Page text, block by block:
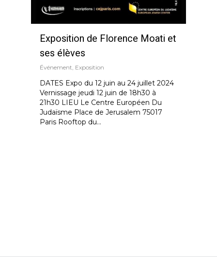
Exposition de Florence Moati et
ses élèves
Événement Exposition
DATES Expo du 12 juin au 24 juillet 2024
Vernissage jeudi 12 juin de 18h30 à
21h30 LIEU Le Centre Européen Du
Judaïsme Place de Jerusalem 75017
Paris Rooftop du...